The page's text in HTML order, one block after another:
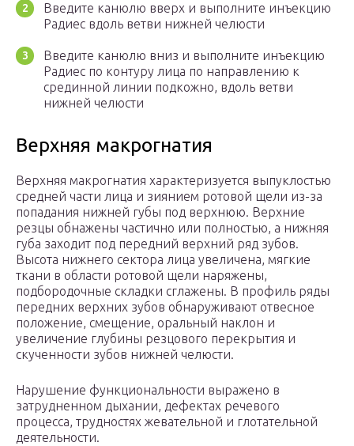
Введите канюлю вверх и выполните инъекцию
Радиес вдоль ветви нижней челюсти
Введите канюлю вниз и выполните инъекцию
Радиес по контуру лица по направлению к
срединной линии подкожно, вдоль ветви
нижней челюсти
Верхняя макрогнатия
Верхняя макрогнатия характеризуется выпуклостью
средней части лица и зиянием ротовой щели из-за
попадания нижней губы под верхнюю. Верхние
резцы обнажены частично или полностью, а нижняя
губа заходит под передний верхний ряд зубов.
Высота нижнего сектора лица увеличена, мягкие
ткани в области ротовой щели наряжены,
подбородочные складки сглажены. В профиль ряды
передних верхних зубов обнаруживают отвесное
положение, смещение, оральный наклон и
увеличение глубины резцового перекрытия и
скученности зубов нижней челюсти.
Нарушение функциональности выражено в
затрудненном дыхании, дефектах речевого
процесса, трудностях жевательной и глотательной
деятельности.